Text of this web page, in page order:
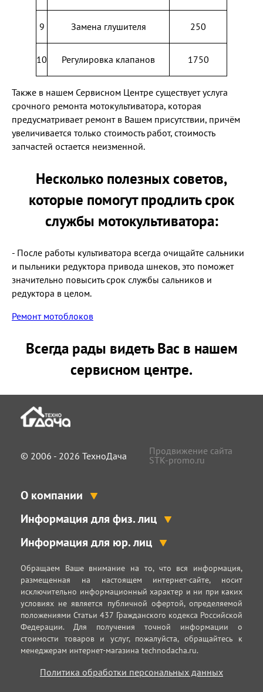
9 Замена глушителя 250
10 Регулировка клапанов 1750
Также в нашем Сервисном Центре существует услуга
срочного ремонта мотокультиватора, которая
предусматривает ремонт в Вашем присутствии, причём
увеличивается только стоимость работ, стоимость
запчастей остается неизменной.
Несколько полезных советов,
которые помогут продлить срок
службы мотокультиватора:
- После работы культиватора всегда очищайте сальники
и пыльники редуктора привода шнеков, это поможет
значительно повысить срок службы сальников и
редуктора в целом.
Ремонт мотоблоков
Всегда рады видеть Вас в нашем
сервисном центре.
© 2006 - 2026 ТехноДача
Продвижение сайта
STK-promo.ru
О компании
Информация для физ. лиц
Информация для юр. лиц
Обращаем Ваше внимание на то, что вся информация,
размещенная на настоящем интернет-сайте, носит
исключительно информационный характер и ни при каких
условиях не является публичной офертой, определяемой
положениями Статьи 437 Гражданского кодекса Российской
Федерации. Для получения точной информации о
стоимости товаров и услуг, пожалуйста, обращайтесь к
менеджерам интернет-магазина technodacha.ru.
Политика обработки персональных данных